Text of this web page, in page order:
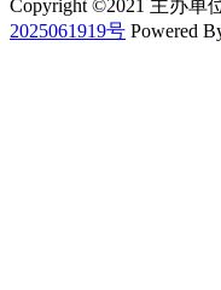
Copyright ©2021 主办单
2025061919号 Powered